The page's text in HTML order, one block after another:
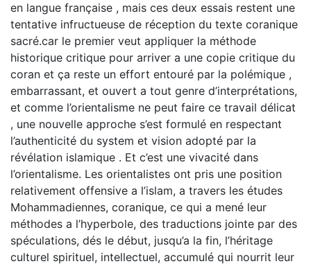
en langue française , mais ces deux essais restent une
tentative infructueuse de réception du texte coranique
sacré.car le premier veut appliquer la méthode
historique critique pour arriver a une copie critique du
coran et ça reste un effort entouré par la polémique ,
embarrassant, et ouvert a tout genre d’interprétations,
et comme l’orientalisme ne peut faire ce travail délicat
, une nouvelle approche s’est formulé en respectant
l’authenticité du system et vision adopté par la
révélation islamique . Et c’est une vivacité dans
l’orientalisme. Les orientalistes ont pris une position
relativement offensive a l’islam, a travers les études
Mohammadiennes, coranique, ce qui a mené leur
méthodes a l’hyperbole, des traductions jointe par des
spéculations, dés le début, jusqu’a la fin, l’héritage
culturel spirituel, intellectuel, accumulé qui nourrit leur